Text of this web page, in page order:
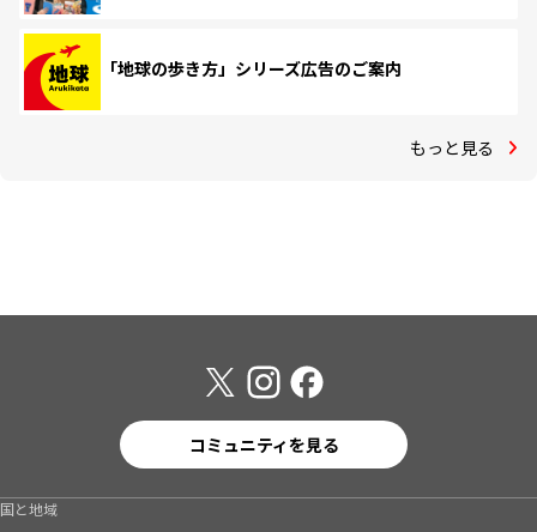
「地球の歩き方」シリーズ広告のご案内
もっと見る
コミュニティを見る
国と地域